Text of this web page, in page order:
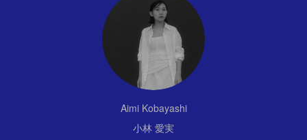
Aimi Kobayashi
小林 愛実